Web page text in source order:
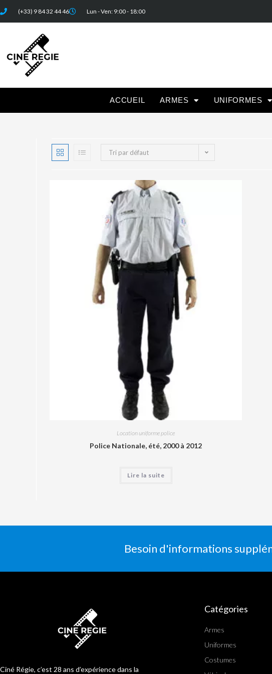
(+33) 9 84 32 44 46 Lun - Ven: 9:00 - 18:00
ACCUEIL ARMES UNIFORMES
Tri par défaut
Location uniforme police
Police Nationale, été, 2000 à 2012
Lire la suite
Besoin d'informations
Ciné Régie, c’est 28 ans d’expérience dans la
Catégories
Armes
Uniformes
Costumes